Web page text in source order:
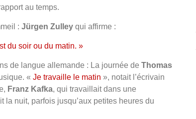
au temps.
: Jürgen Zulley qui affirme :
du soir ou du matin. »
de langue allemande : La journée de Thomas
« Je travaille le matin », notait l’écrivain
Franz Kafka, qui travaillait dans une
la nuit, parfois jusqu’aux petites heures du